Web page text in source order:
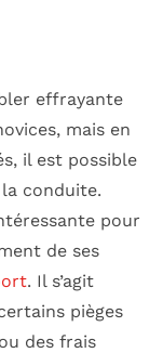
effrayante
mais en
il est possible
conduite.
pour
de ses
. Il s’agit
pièges
des frais